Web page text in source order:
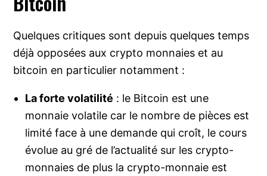
Quelques critiques sont depuis quelques temps
déjà opposées aux crypto monnaies et au
bitcoin en particulier notamment :
La forte volatilité : le Bitcoin est une
monnaie volatile car le nombre de pièces est
limité face à une demande qui croît, le cours
évolue au gré de l’actualité sur les crypto-
monnaies de plus la crypto-monnaie est